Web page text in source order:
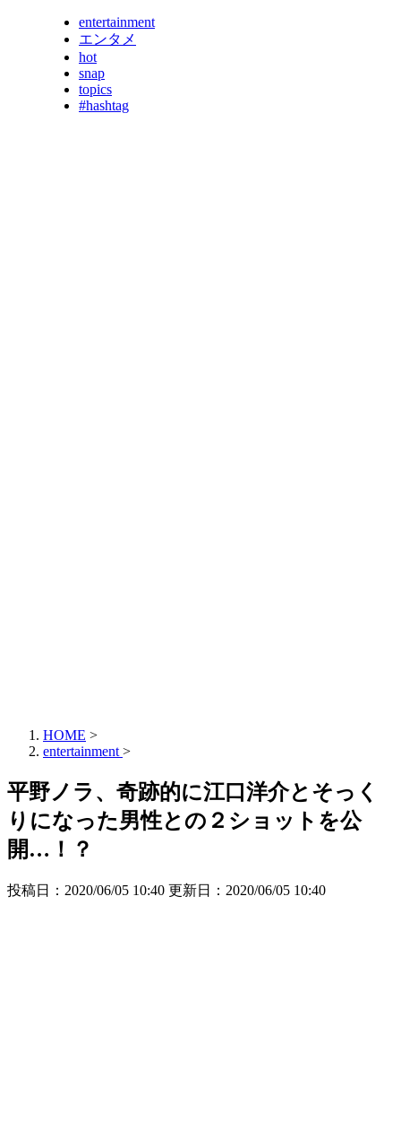
entertainment
エンタメ
hot
snap
topics
#hashtag
HOME >
entertainment >
平野ノラ、奇跡的に江口洋介とそっく
りになった男性との２ショットを公
開…！？
投稿日：2020/06/05 10:40 更新日： 2020/06/05 10:40